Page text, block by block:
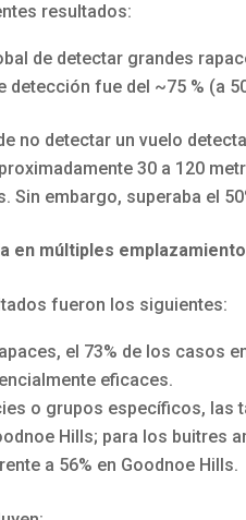
resultados:
de detectar grandes
detección fue del ~75 % (a
no detectar un vuelo
30 a 120
Sin embargo, superaba el
en múltiples
fueron los siguientes:
el 73% de los casos
eficaces.
o grupos específicos, las
Hills; para los buitres
a 56% en Goodnoe Hills.